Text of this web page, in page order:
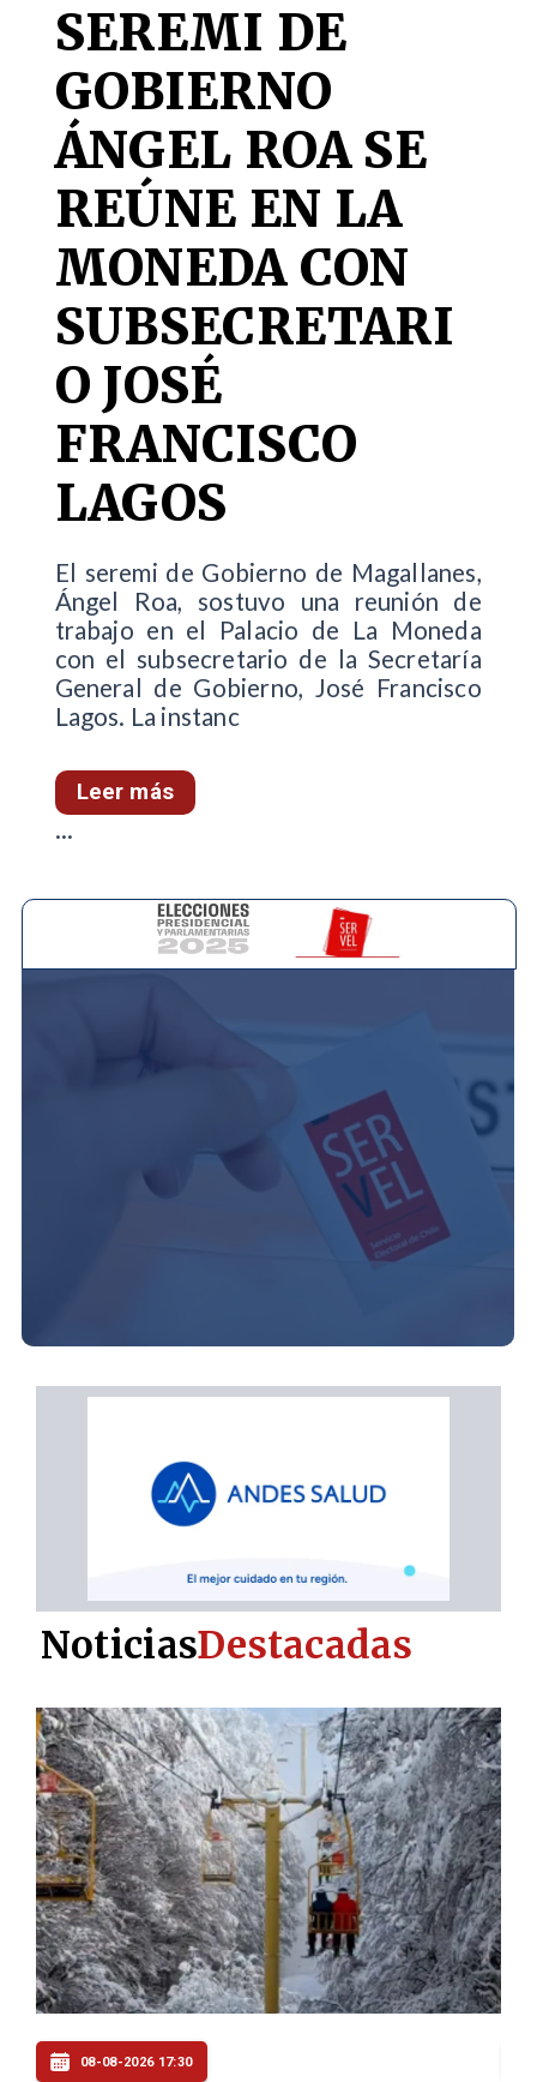
SEREMI DE
GOBIERNO
ÁNGEL ROA SE
REÚNE EN LA
MONEDA CON
SUBSECRETARI
O JOSÉ
FRANCISCO
LAGOS
El seremi de Gobierno de Magallanes,
Ángel Roa, sostuvo una reunión de
trabajo en el Palacio de La Moneda
con el subsecretario de la Secretaría
General de Gobierno, José Francisco
Lagos. La instanc
Leer más
...
08-08-2026 16:00
NoticiasDestacadas